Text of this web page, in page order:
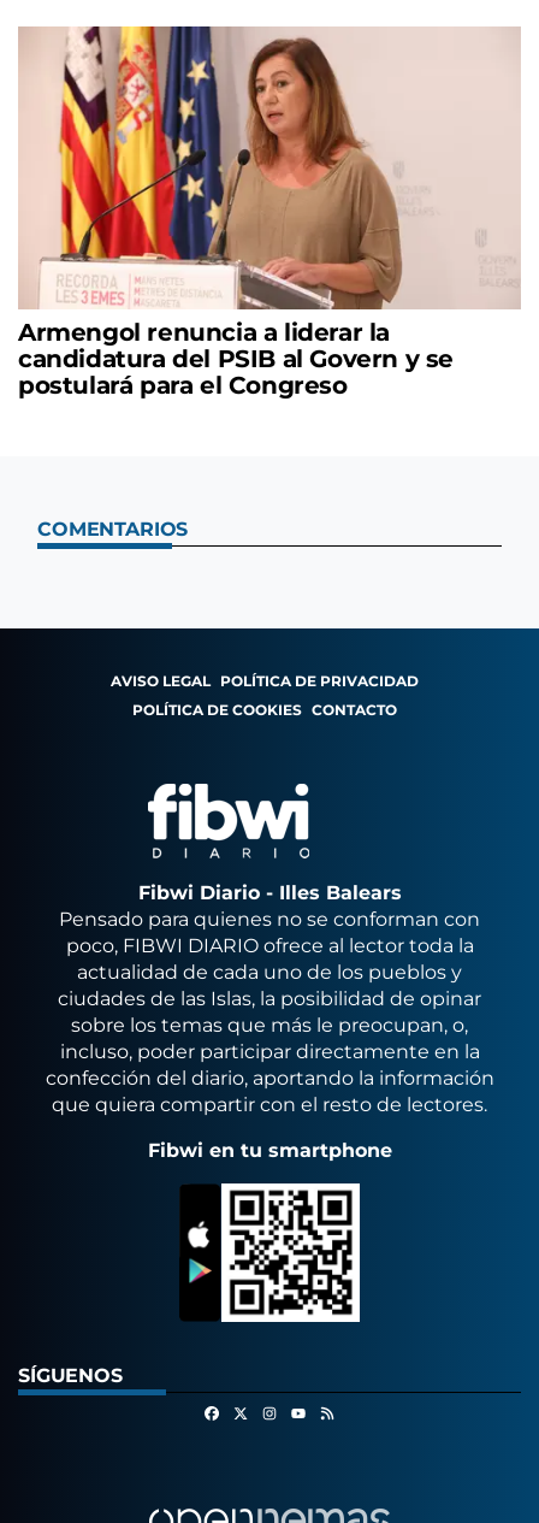
Armengol renuncia a liderar la
candidatura del PSIB al Govern y se
postulará para el Congreso
COMENTARIOS
AVISO LEGAL POLÍTICA DE PRIVACIDAD
POLÍTICA DE COOKIES CONTACTO
Fibwi Diario - Illes Balears
Pensado para quienes no se conforman con
poco, FIBWI DIARIO ofrece al lector toda la
actualidad de cada uno de los pueblos y
ciudades de las Islas, la posibilidad de opinar
sobre los temas que más le preocupan, o,
incluso, poder participar directamente en la
confección del diario, aportando la información
que quiera compartir con el resto de lectores.
Fibwi en tu smartphone
SÍGUENOS
FacebookInstagram